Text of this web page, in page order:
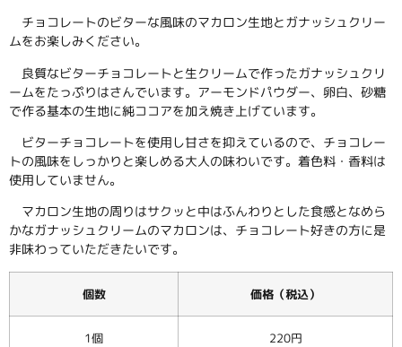
チョコレートのビターな風味のマカロン生地とガナッシュクリー
ムをお楽しみください。
良質なビターチョコレートと生クリームで作ったガナッシュクリ
ームをたっぷりはさんでいます。アーモンドパウダー、卵白、砂糖
で作る基本の生地に純ココアを加え焼き上げています。
ビターチョコレートを使用し甘さを抑えているので、チョコレー
トの風味をしっかりと楽しめる大人の味わいです。着色料・香料は
使用していません。
マカロン生地の周りはサクッと中はふんわりとした食感となめら
かなガナッシュクリームのマカロンは、チョコレート好きの方に是
非味わっていただきたいです。
個数 価格（税込）
1個 220円